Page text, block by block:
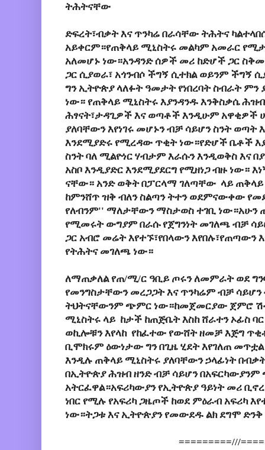
ትሕትናቸው
ድፍረት፣ብቃት እና ጥንካሬ በራሳቸው ትሕትና
አይቀርም።የጠቅላይ ሚኒስትሩ መልካም አመራር
አለመሆኑ ነው።አንዳንድ ሰዎች መሪ ከድሆች ጋር
ጋር ሲያወራ፣ አጎንብሶ ችግኝ ሲተክል ወይንም ችግኝ
ግን ኢትዮጵያ ላለፉት ዓመታት የነበረባት ስብራት ምን
ነው። የጠቅላይ ሚኒስትሩ እያንዳንዱ እንቅስቃሴ
ሕፃናት፣ታዳጊዎች እና ወጣቶች እንዲሁም አዋቂዎች
ያለባቸውን እየነገሩ መሆኑን ብቻ ሳይሆን ስንት ወጣት
እንደሚያድሩ የሚረዳው ጥቂት ነው።የድሆች ቤቶች
ስንት ባለ ሚልዮነር ሃብታም እራሱን እንዲወቅስ እና
አስቦ እንዲያድር እንደሚያደርግ የሚዘነጋ ብዙ ነው።
ናቸው። አንድ ወቅት በፓርላማ ገለጣቸው ላይ
ከምንሸጥ ዝቅ ብለን ስልጣን ትተን ወደምናውቀው
የለብንም'' ማለታቸውን ማስታወስ ተገቢ ነው።አሁን
የሚመሩት ውግያም በራሱ የጀግንነት መገለጫ ብቻ
ጋር አብሮ መሬት እየተኙ፣የበላውን
የትሕትና መገለጫ ነው።
ለማጠቃለል የጠ/ሚ/ር ዓቢይ ጦሩን ለመምራት ወደ
የመንግስታቸውን መረጋጋት እና ጥንካሬም ብቻ
ትህትናቸውንም ጭምር ነው።ከመጀመርያው ጀምሮ
ሚኒስትሩ ላይ ከታች ከጠጅቤት እስከ ሸራተን ኦፊስ
ወኪሎቹን እየላከ የከፈተው የውሸት ዘመቻ እጅግ
ቢሞክሩም ዕውነታው ግን በጊዜ ሂደት እየገለጠ
እንዲሉ ጠቅላይ ሚኒስትሩ ያለባቸውን ኃላፊነት
በኢትዮጵያ ሕዝብ ዘንድ ብቻ ሳይሆን
አትርፈዋል።አፍሪካውያን የኢትዮጵያ ዓይነት መሪ
ነበር የሚሉ የአፍሪካ ጋዜጦች ከወደ ምዕራብ አፍሪካ
ነው።ትጋቱ እና ኢትዮጵያን የመውደዱ ልክ ደግሞ ድንቅ
=========///